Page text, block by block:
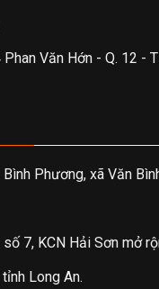
Văn Hớn - Q. 12 -
Bình Phương, xã Văn
7, KCN Hải Sơn mở
Long An.